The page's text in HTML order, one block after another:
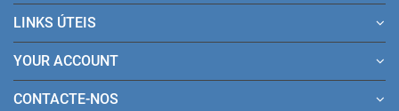
LINKS ÚTEIS
YOUR ACCOUNT
CONTACTE-NOS